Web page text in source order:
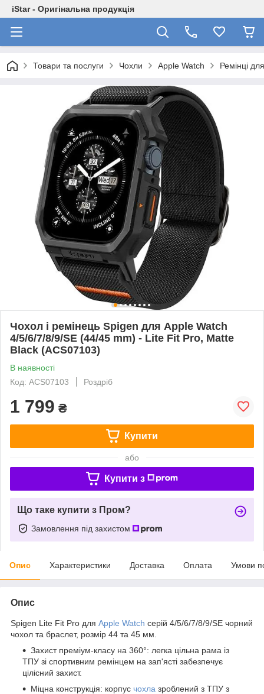
iStar - Оригінальна продукція
Товари та послуги Чохли Apple Watch Ремінці
Чохол і ремінець Spigen для Apple Watch
4/5/6/7/8/9/SE (44/45 mm) - Lite Fit Pro, Matte
Black (ACS07103)
В наявності
Код: ACS07103
Роздріб
1 799 ₴
Купити
або
Купити з
Що таке купити з Пром?
Замовлення під захистом
Опис Характеристики Доставка Оплата Умови
Опис
Spigen Lite Fit Pro для Apple Watch серій 4/5/6/7/8/9/SE чорний
чохол та браслет, розмір 44 та 45 мм.
Захист преміум-класу на 360°: легка цільна рама із
ТПУ зі спортивним ремінцем на зап'ясті забезпечує
цілісний захист.
Міцна конструкція: корпус чохла зроблений з ТПУ з